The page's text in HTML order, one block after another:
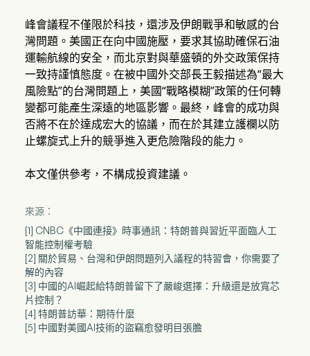
峰會議程不僅限於科技，還涉及伊朗戰爭和敏感的台
灣問題。美國正在向中國施壓，要求其協助確保石油
運輸航線的安全，而北京對與華盛頓的外交政策保持
一致持謹慎態度。在被中國外交部長王毅描述為“最大
風險點”的台灣問題上，美國“戰略模糊”政策的任何轉
變都可能產生深遠的地區影響。最終，峰會的成功與
否將不在於達成宏大的協議，而在於其建立護欄以防
止螺旋式上升的競爭進入更危險階段的能力。
本文僅供參考，不構成投資建議。
來源：
[1] CNBC《中國連接》時事通訊：特朗普與習近平面臨人工
智能控制權考驗
[2] 關於貿易、台灣和伊朗問題列入議程的特習會，你需要了
解的內容
[3] 中國的AI崛起給特朗普留下了嚴峻選擇：升級還是放寬芯
片控制？
[4] 特朗普訪華：期待什麼
[5] 中國對美國AI技術的盜竊愈發明目張膽